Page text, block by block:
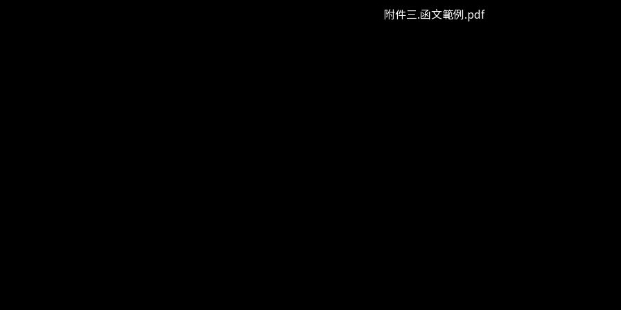
附件三.函文範例.pdf